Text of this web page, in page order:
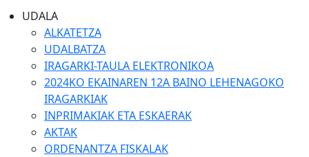
UDALA
ALKATETZA
UDALBATZA
IRAGARKI-TAULA ELEKTRONIKOA
2024KO EKAINAREN 12A BAINO LEHENAGOKO
IRAGARKIAK
INPRIMAKIAK ETA ESKAERAK
AKTAK
ORDENANTZA FISKALAK